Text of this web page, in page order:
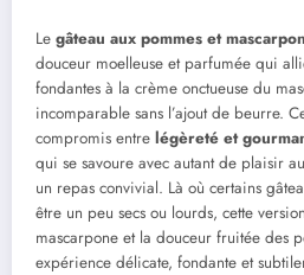
Le gâteau aux pommes et
douceur moelleuse et parfumée qui
fondantes à la crème onctueuse du
incomparable sans l’ajout de beurre.
compromis entre légèreté et
qui se savoure avec autant de plaisir
un repas convivial. Là où certains
être un peu secs ou lourds, cette
mascarpone et la douceur fruitée des
expérience délicate, fondante et